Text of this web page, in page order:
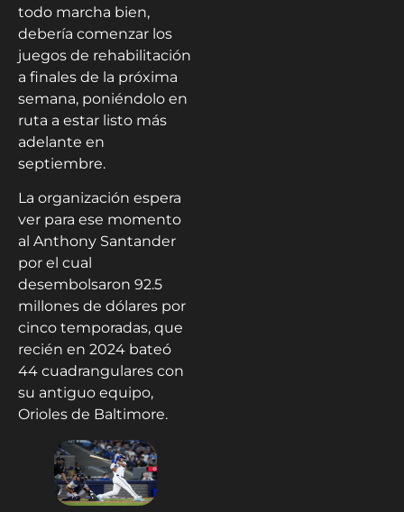
todo marcha bien,
debería comenzar los
juegos de rehabilitación
a finales de la próxima
semana, poniéndolo en
ruta a estar listo más
adelante en
septiembre.
La organización espera
ver para ese momento
al Anthony Santander
por el cual
desembolsaron 92.5
millones de dólares por
cinco temporadas, que
recién en 2024 bateó
44 cuadrangulares con
su antiguo equipo,
Orioles de Baltimore.